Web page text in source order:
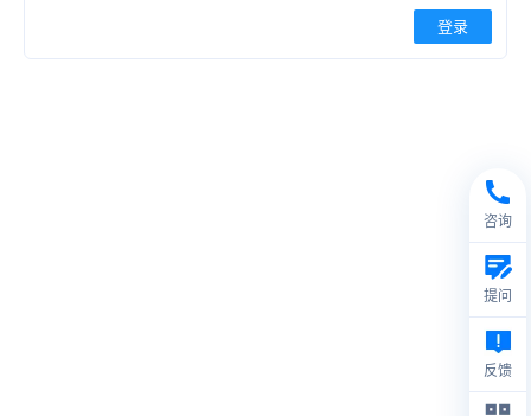
登录
咨询
提问
反馈